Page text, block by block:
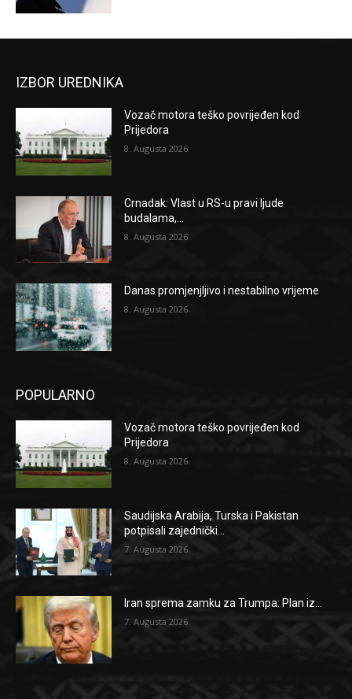
IZBOR UREDNIKA
Vozač motora teško povrijeđen kod
Prijedora
8. Augusta 2026.
Crnadak: Vlast u RS-u pravi ljude
budalama,...
8. Augusta 2026.
Danas promjenjljivo i nestabilno vrijeme
8. Augusta 2026.
POPULARNO
Vozač motora teško povrijeđen kod
Prijedora
8. Augusta 2026.
Saudijska Arabija, Turska i Pakistan
potpisali zajednički...
7. Augusta 2026.
Iran sprema zamku za Trumpa: Plan iz...
7. Augusta 2026.